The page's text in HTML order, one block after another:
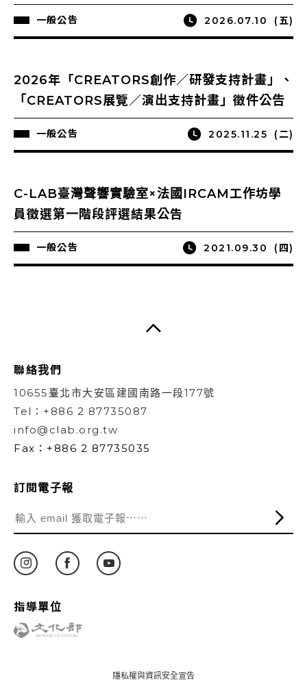
一般公告 2026.07.10 (五)
2026年「CREATORS創作／研發支持計畫」、
「CREATORS展覽／演出支持計畫」徵件公告
一般公告 2025.11.25 (二)
C-LAB臺灣聲響實驗室×法國IRCAM工作坊學
員徵選第一階段評選結果公告
一般公告 2021.09.30 (四)
聯絡我們
10655臺北市大安區建國南路一段177號
Tel：+886 2 87735087
info@clab.org.tw
Fax：+886 2 87735035
訂閱電子報
指導單位
隱私權與資訊安全宣告